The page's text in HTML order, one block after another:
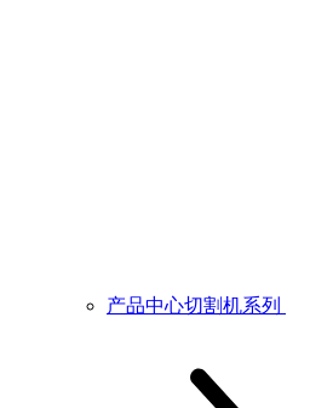
产品中心切割机系列